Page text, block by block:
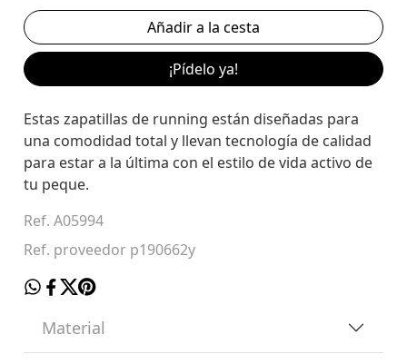
¡Pídelo ya!
Estas zapatillas de running están diseñadas para
una comodidad total y llevan tecnología de calidad
para estar a la última con el estilo de vida activo de
tu peque.
Ref. A05994
Ref. proveedor p190662y
Material